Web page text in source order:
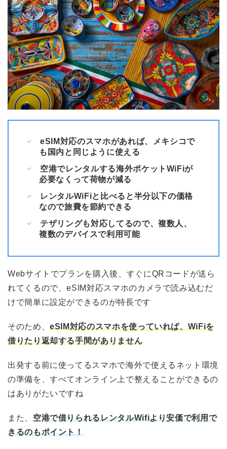
eSIM対応のスマホがあれば、メキシコで
も国内と同じように使える
空港でレンタルする海外ポケットWiFiが
必要なくって荷物が減る
レンタルWiFiと比べると半分以下の価格
なので旅費を節約できる
テザリングも対応してるので、複数人、
複数のデバイスで利用可能
Webサイトでプランを購入後、すぐにQRコードが送ら
れてくるので、eSIM対応スマホのカメラで読み込むだ
けで簡単に設定ができるのが特長です
そのため、eSIM対応のスマホを使っていれば、WiFiを
借りたり返却する手間がありません
出発する前に使ってるスマホで海外で使えるネット環境
の準備を、すべてオンライン上で整えることができるの
はありがたいですね
また、 空港で借りられるレンタルWifiより安価で利用で
きるのもポイント！